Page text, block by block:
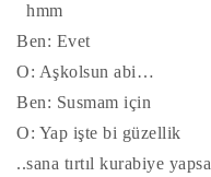
hmm
Ben: Evet
O: Aşkolsun abi…
Ben: Susmam için
O: Yap işte bi güzellik
..sana tırtıl kurabiye